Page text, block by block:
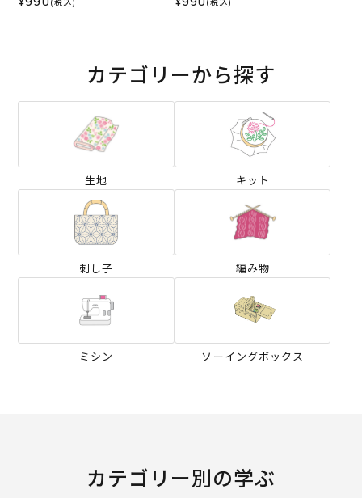
カテゴリーから探す
生地 キット
刺し子 編み物
ミシン ソーイングボックス
カテゴリー別の学ぶ